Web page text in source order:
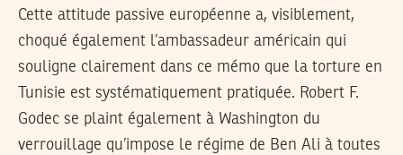
Cette attitude passive européenne a, visiblement,
choqué également l’ambassadeur américain qui
souligne clairement dans ce mémo que la torture en
Tunisie est systématiquement pratiquée. Robert F.
Godec se plaint également à Washington du
verrouillage qu’impose le régime de Ben Ali à toutes